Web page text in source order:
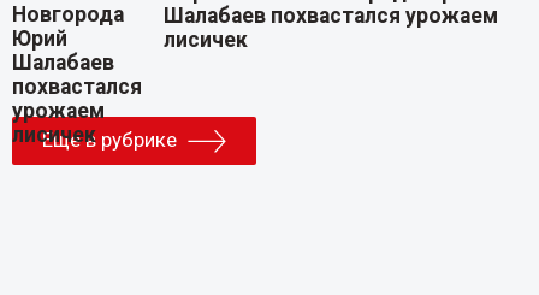
Шалабаев похвастался урожаем
лисичек
Еще в рубрике